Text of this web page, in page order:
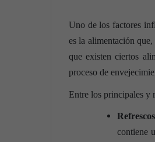
Uno de los factores
es la alimentación
que existen ciertos
proceso de
Entre los principales y
contiene